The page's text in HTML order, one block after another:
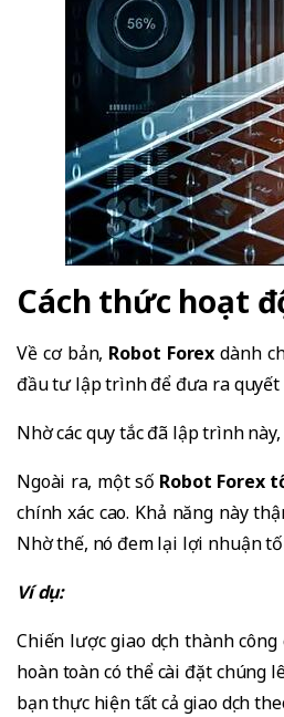
Cách thức hoạt
Về cơ bản, Robot Forex dành
đầu tư lập trình để đưa ra quyết
Nhờ các quy tắc đã lập trình
Ngoài ra, một số Robot Forex
chính xác cao. Khả năng này
Nhờ thế, nó đem lại lợi nhuận
Ví dụ:
Chiến lược giao dịch thành
hoàn toàn có thể cài đặt chúng
bạn thực hiện tất cả giao dịch